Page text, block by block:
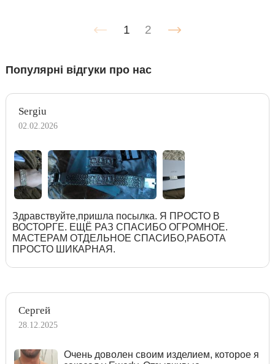
1 2
Популярні відгуки про нас
Sergiu
02.02.2026
Здравствуйте,пришла посылка. Я ПРОСТО В
ВОСТОРГЕ. ЕЩЁ РАЗ СПАСИБО ОГРОМНОЕ.
МАСТЕРАМ ОТДЕЛЬНОЕ СПАСИБО,РАБОТА
ПРОСТО ШИКАРНАЯ.
Сергей
28.12.2025
Очень доволен своим изделием, которое я